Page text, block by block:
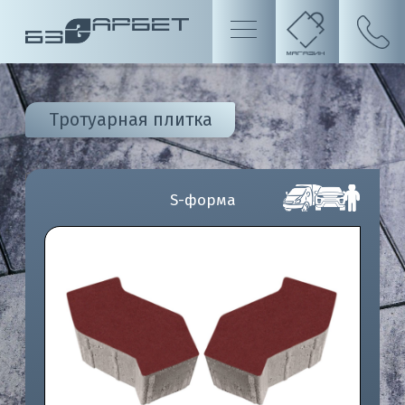
Тротуарная плитка
S-форма